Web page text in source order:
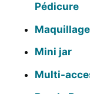
Pédicure
Maquillage
Mini jar
Multi-